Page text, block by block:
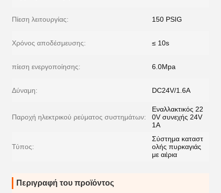
Πίεση λειτουργίας: 150 PSIG
Χρόνος αποδέσμευσης: ≤ 10s
πίεση ενεργοποίησης: 6.0Mpa
Δύναμη: DC24V/1.6A
Παροχή ηλεκτρικού ρεύματος συστημάτων:
Εναλλακτικός 22
0V συνεχής 24V
1A
Τύπος:
Σύστημα καταστ
ολής πυρκαγιάς
με αέρια
Περιγραφή του προϊόντος